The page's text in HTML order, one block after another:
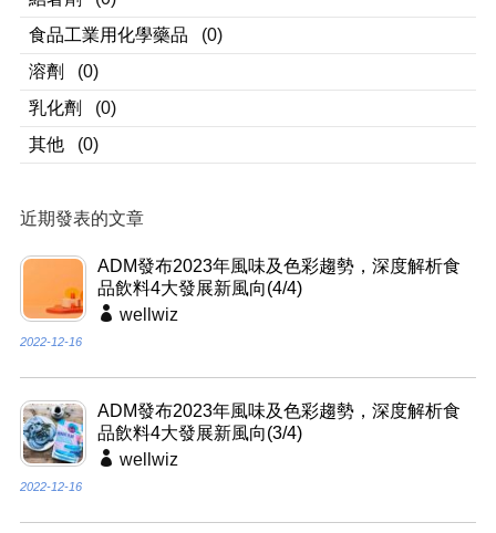
食品工業用化學藥品
(0)
溶劑
(0)
乳化劑
(0)
其他
(0)
近期發表的文章
ADM發布2023年風味及色彩趨勢，深度解析食
品飲料4大發展新風向(4/4)
wellwiz
2022-12-16
ADM發布2023年風味及色彩趨勢，深度解析食
品飲料4大發展新風向(3/4)
wellwiz
2022-12-16